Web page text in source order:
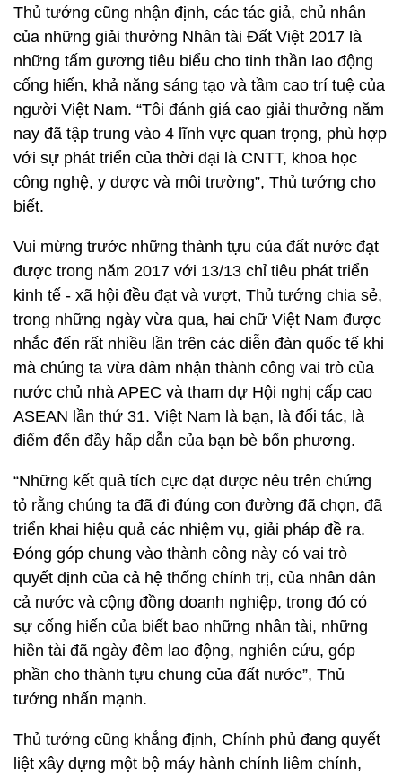
Thủ tướng cũng nhận định, các tác giả, chủ nhân
của những giải thưởng Nhân tài Đất Việt 2017 là
những tấm gương tiêu biểu cho tinh thần lao động
cống hiến, khả năng sáng tạo và tầm cao trí tuệ của
người Việt Nam. “Tôi đánh giá cao giải thưởng năm
nay đã tập trung vào 4 lĩnh vực quan trọng, phù hợp
với sự phát triển của thời đại là CNTT, khoa học
công nghệ, y dược và môi trường”, Thủ tướng cho
biết.
Vui mừng trước những thành tựu của đất nước đạt
được trong năm 2017 với 13/13 chỉ tiêu phát triển
kinh tế - xã hội đều đạt và vượt, Thủ tướng chia sẻ,
trong những ngày vừa qua, hai chữ Việt Nam được
nhắc đến rất nhiều lần trên các diễn đàn quốc tế khi
mà chúng ta vừa đảm nhận thành công vai trò của
nước chủ nhà APEC và tham dự Hội nghị cấp cao
ASEAN lần thứ 31. Việt Nam là bạn, là đối tác, là
điểm đến đầy hấp dẫn của bạn bè bốn phương.
“Những kết quả tích cực đạt được nêu trên chứng
tỏ rằng chúng ta đã đi đúng con đường đã chọn, đã
triển khai hiệu quả các nhiệm vụ, giải pháp đề ra.
Đóng góp chung vào thành công này có vai trò
quyết định của cả hệ thống chính trị, của nhân dân
cả nước và cộng đồng doanh nghiệp, trong đó có
sự cống hiến của biết bao những nhân tài, những
hiền tài đã ngày đêm lao động, nghiên cứu, góp
phần cho thành tựu chung của đất nước”, Thủ
tướng nhấn mạnh.
Thủ tướng cũng khẳng định, Chính phủ đang quyết
liệt xây dựng một bộ máy hành chính liêm chính,